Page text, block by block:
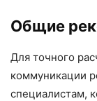
Общие
Для точного
коммуникации
специалистам,